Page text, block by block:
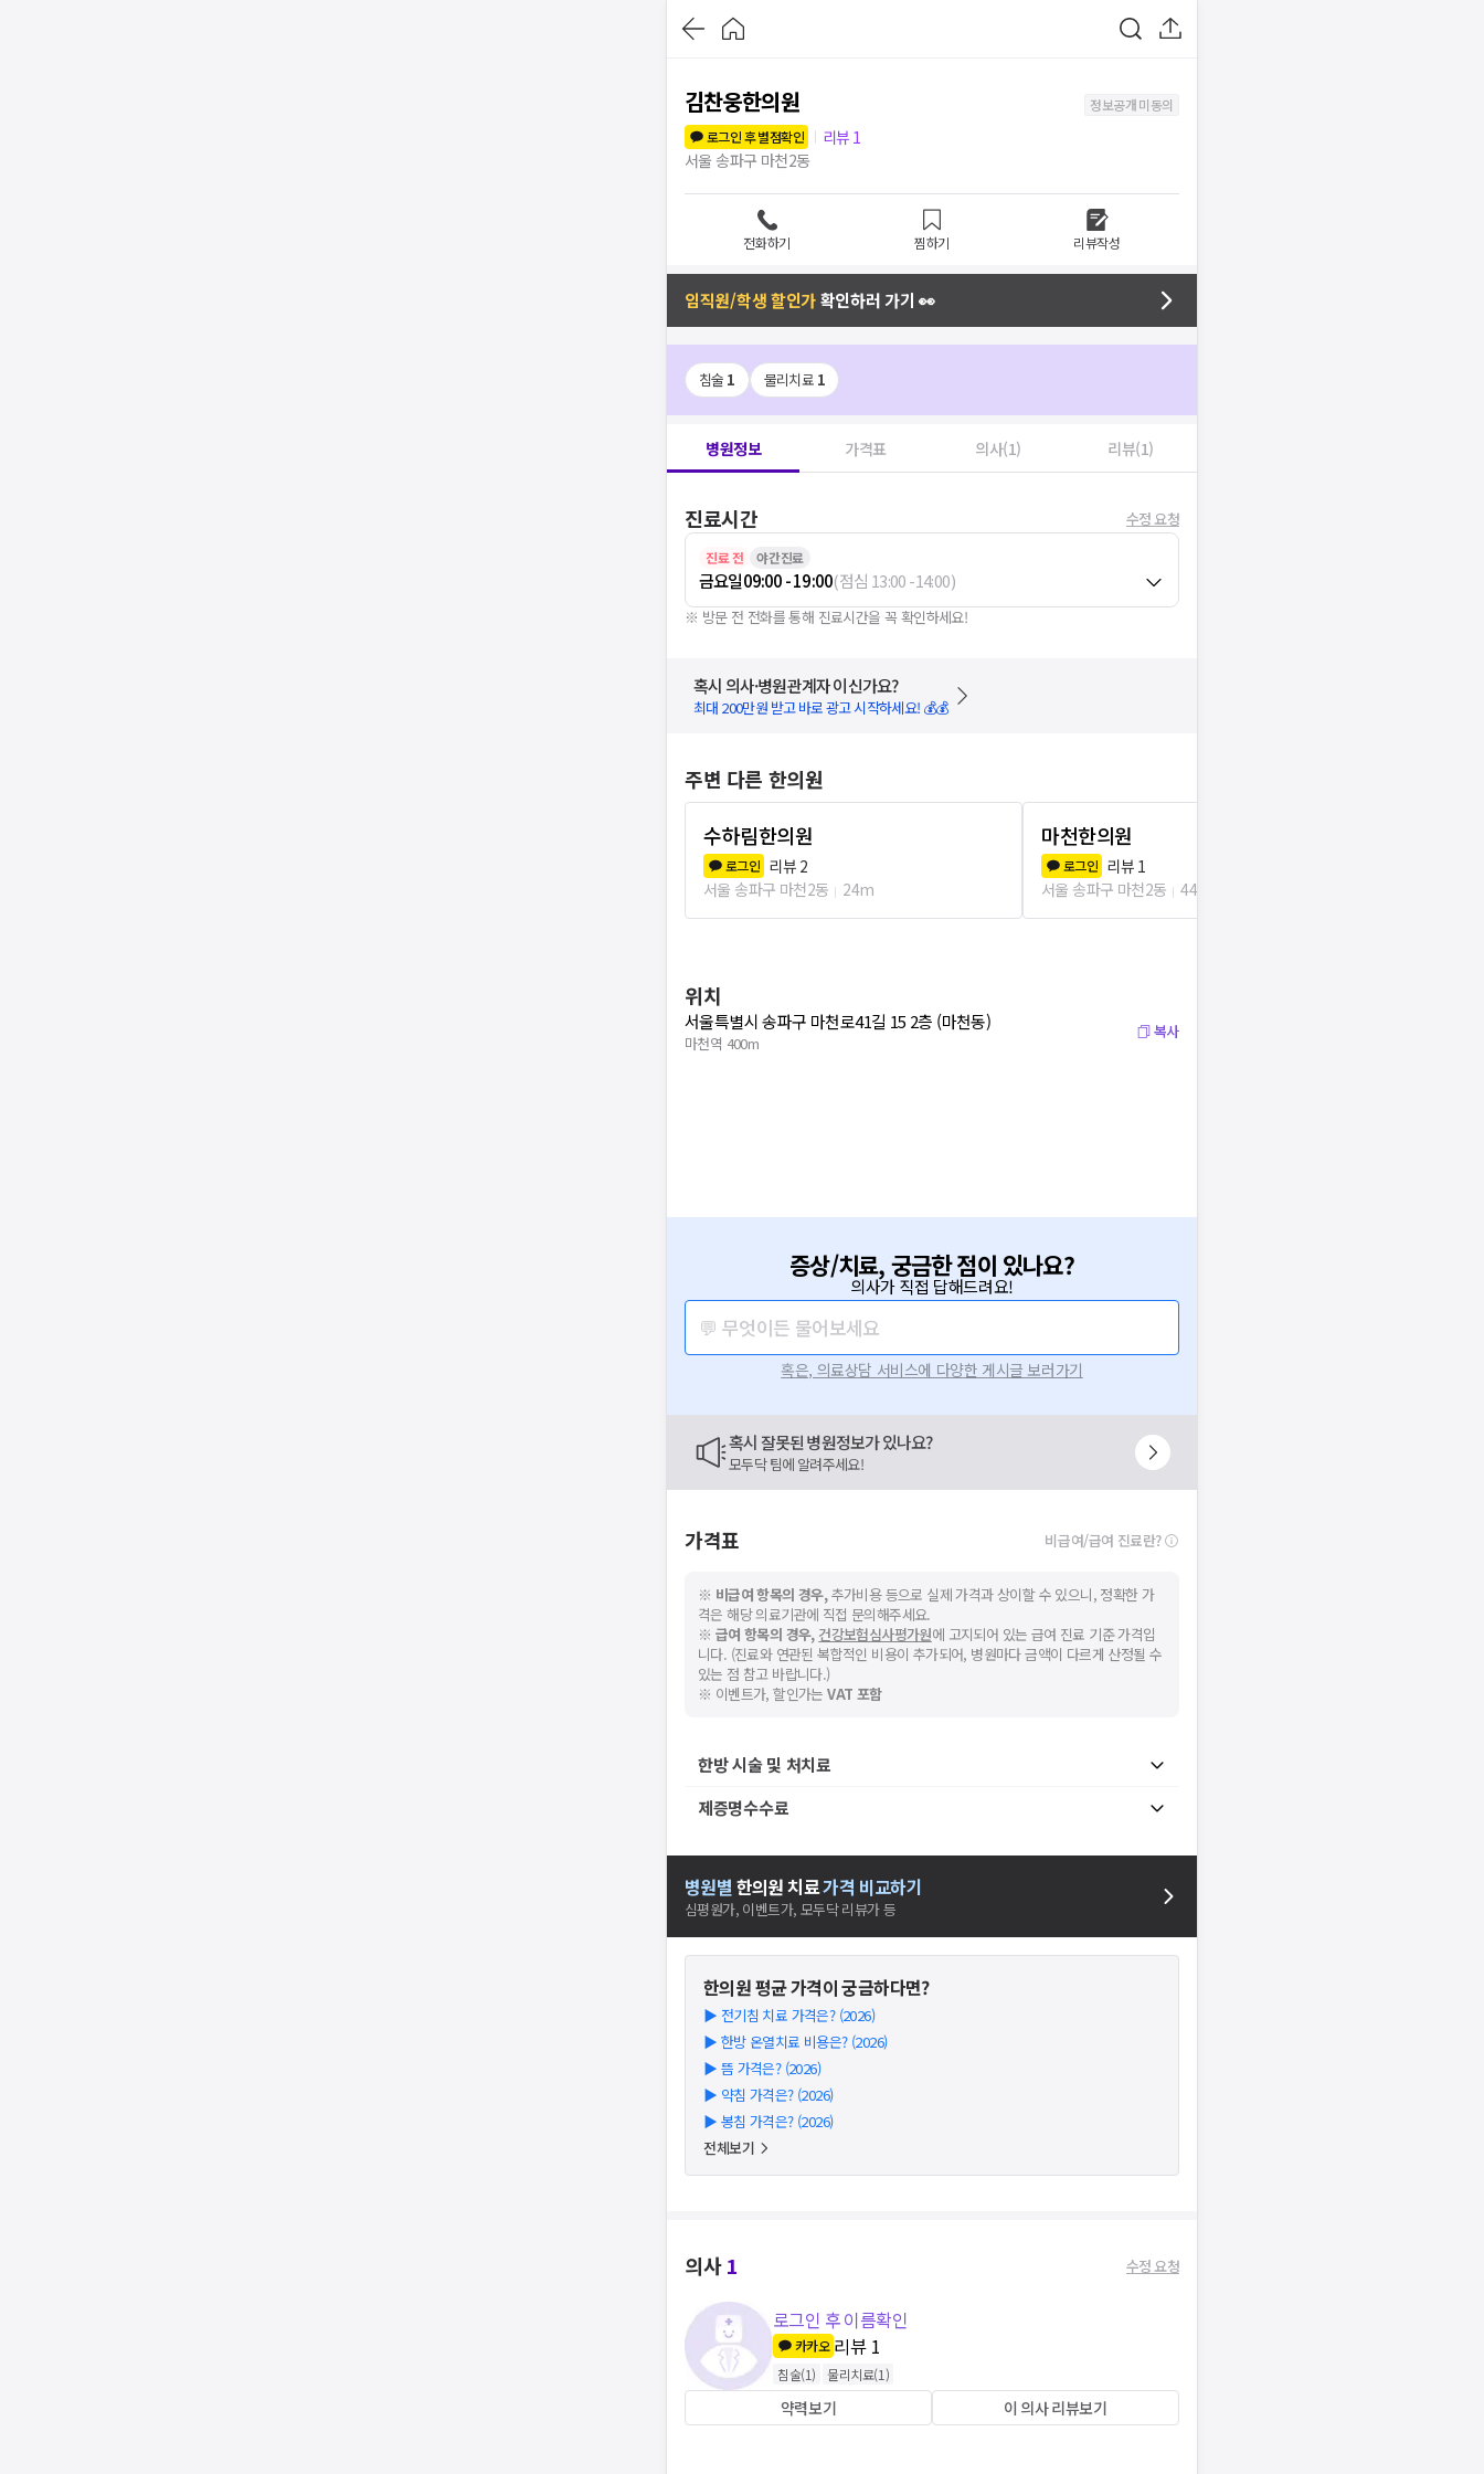
김찬웅한의원
정보공개 미동의
로그인 후 별점확인
리뷰 1
서울 송파구 마천2동
전화하기 찜하기 리뷰작성
임직원/학생 할인가확인하러 가기 👀
침술 1 물리치료 1
병원정보 가격표 의사(1) 리뷰(1)
진료시간 수정 요청
진료 전 야간진료
금요일09:00 - 19:00(점심 13:00-14:00)
※ 방문 전 전화를 통해 진료시간을 꼭 확인하세요!
혹시 의사·병원관계자 이신가요?
최대 200만원 받고 바로 광고 시작하세요! 💰💰
주변 다른 한의원
수하림한의원
로그인 리뷰 2
서울 송파구 마천2동
24m
마천한의원
로그인 리뷰 1
서울 송파구 마천2동
44m
위치
서울특별시 송파구 마천로41길 15 2층 (마천동)
마천역 400m
복사
증상/치료, 궁금한 점이 있나요?
의사가 직접 답해드려요!
💬 무엇이든 물어보세요
혹은, 의료상담 서비스에 다양한 게시글 보러가기
혹시 잘못된 병원정보가 있나요?
모두닥 팀에 알려주세요!
가격표 비급여/급여 진료란?
※ 비급여 항목의 경우,추가비용 등으로 실제 가격과 상이할 수 있으니, 정확한 가
격은 해당 의료기관에 직접 문의해주세요.
※ 급여 항목의 경우, 건강보험심사평가원에 고지되어 있는 급여 진료 기준 가격입
니다. (진료와 연관된 복합적인 비용이 추가되어, 병원마다 금액이 다르게 산정될 수
있는 점 참고 바랍니다.)
※ 이벤트가, 할인가는VAT 포함
한방 시술 및 처치료
제증명수수료
병원별 한의원치료가격 비교하기
심평원가, 이벤트가, 모두닥 리뷰가 등
한의원평균 가격이 궁금하다면?
▶ 전기침 치료 가격은? (2026)
▶ 한방 온열치료 비용은? (2026)
▶ 뜸 가격은? (2026)
▶ 약침 가격은? (2026)
▶ 봉침 가격은? (2026)
전체보기
의사1 수정 요청
로그인 후 이름확인
카카오 리뷰 1
침술(1) 물리치료(1)
약력보기 이 의사 리뷰보기